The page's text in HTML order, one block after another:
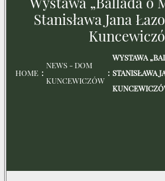
Stanisława Jana
HOME
NEWS - DOM
KUNCEWICZÓW
WYSTAWA
STANISŁAWA